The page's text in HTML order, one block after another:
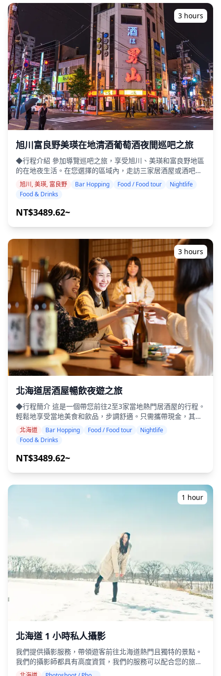
和富良野的任何地方進行，最多可提前 3 天預訂。我們將安排
一位會說英語/日語的攝影師。 原始的 100 多張照片檔案將在
一周內交付，您可以選擇您最喜歡的 10 張照片進行重新交
付。我們會進行調整以喚起特定的氛圍，如果需要，可以調整
情緒和顏色。 讓我們透過我們的攝影服務捕捉您在旭川、美瑛
和富良野的特別時刻！ ◆ 重要資訊： ・如果您在預定的會面
時間遲到，拍攝時間和交付的照片數量可能會減少。 ・如果在
預定日期前 3 天預測拍攝地點會下雨，或者在拍攝當天意外下
雨，則有三個選項可供選擇：（1）重新安排日期和時間，
（2）更改地點，或（3）取消拍攝。 ![]
(https://assets.hldycdn.com/24515ca5-dacc-4211-af77-
2ffc15f0befb.jpg)
3 hours
旭川富良野美瑛在地清酒葡萄酒夜間巡吧之旅
◆行程介紹 參加導覽巡吧之旅，享受旭川、美瑛和富良野地區
的在地夜生活。在您選擇的區域內，走訪三家居酒屋或酒吧，
品嚐使用新鮮北海道食材製作的當地特色料理，搭配富良野葡
萄酒和當地清酒。本次行程還提供獨特的機會，讓您發現大多
在旭川、美瑛和富良野地區內您選擇的地點，走訪三家居酒屋
密而真實的體驗 ・享用富良野葡萄酒、當地清酒和北海道料
理，如成吉思汗烤肉（烤羊肉） ・從導遊那裡了解當地文化和
餐飲禮儀 ・體驗當地人喜愛的熱鬧又溫馨的夜生活場所 ◆包
含項目 ・在3個地點各享用2杯飲品（總共6杯） ・晚餐：當地
料理，包括海鮮 ・與當地導遊一同走訪3個地點——從美食攤
位、居酒屋或酒吧中選擇 ◆不包含項目 ・飯店接送 ・小費 ・
交通費用 ・行程費用未包含的額外飲品或餐點 ・個人開銷或
購物 ◆其他資訊 ・本次行程的最多參加人數為8人。 ・兒童必
須由成人陪同。 ・僅向20歲及以上的參加者提供酒精飲品（日
本的合法飲酒年齡）。 ・請注意，餐點是在與Holiday Travel
分開的廚房準備的，因此我們無法保證無過敏餐點或滿足飲食
限制。 ・旭川是北海道北部地區最大的娛樂區Sanroku-gai的
所在地。擁有約1,000家店，包括小吃店、居酒屋、酒吧和拉
麵店，是北海道領先的夜生活區之一。 ・旭川以其豐盛的當地
菜餚而聞名，例如拉麵、新子燒（烤小雞）和荷爾蒙燒（烤內
臟），以及其歷史悠久的清酒品牌，如男山和國士無雙。 ・富
良野以其葡萄酒、起司和「蛋包咖哩」而聞名。該地區還因提
供當地清酒和精釀啤酒以及獨特的北海道風味美食而備受歡
迎。 ・美瑛沒有大型的夜生活區，但鎮上散佈著小型居酒屋、
小吃店和酒吧，非常適合悠閒地享受一兩個舒適的場所。 ![]
(https://assets.hldycdn.com/d6adf697-c8ad-49aa-acae-
1fd96ba4b707.webp?w=1200&h=800&fit=crop&q=80) ![]
ac41b0412816.webp?w=1200&h=800&fit=crop&q=80) ![]
130c6a84e922.jpg?w=1200&h=800&fit=crop&q=80) ![]
(https://assets.hldycdn.com/44417409-00d9-4e89-830d-
afdb01292aa7.webp?w=1200&h=800&fit=crop&q=80)
旭川, 美瑛, 富良野 Bar Hopping Food / Food tour
Nightlife
Food & Drinks
NT$3489.62~
3 hours
北海道居酒屋暢飲夜遊之旅
◆行程簡介 這是一個帶您前往2至3家當地熱門居酒屋的行程。
輕鬆地享受當地美食和飲品，步調舒適。只需攜帶現金，其餘
的交給我們。讓我們一起分享難忘的當地體驗！ ・選擇您喜歡
的區域：北海道內您想要的地點（本行程不涵蓋北海道所有區
・小團體旅遊確保更個人化和真實的體驗 ◆費用包含 ・總共
同造訪2至3個地點，例如美食攤位、居酒屋或酒吧 ◆費用不包
含 ・飯店接送 ・小費 ・交通費用 ・未包含在旅遊費用中的額
外飲品或餐點 ・個人消費或購物 ◆其他資訊 ・本次旅行的最
多參加人數為8人。 ・兒童必須由成人陪同。 ・僅向20歲及以
無法保證無過敏餐點或滿足飲食限制。 ◆北海道 – 美食與夜生
屋、酒吧和拉麵店。遊客可以品嚐新鮮的螃蟹、海膽和成吉思
汗烤肉（烤羊肉），搭配當地清酒或札幌啤酒。在狸小路周
圍，休閒的立飲酒吧和友善的居酒屋讓您輕鬆享受居酒屋巡
境。函館的夜生活在大門橫丁變得熱鬧起來，當地的菜餚與當
地清酒完美搭配。旭川和釧路等城市也擁有熱鬧的夜生活，讓
旅客有機會與當地人交流。 有些地方可能不說英語，但在當地
導遊的帶領下，您可以放鬆身心並享受。在某些地區，酒吧可
能有限，因此我們將確認是否可以進行居酒屋巡禮。請隨時預
北海道 Bar Hopping Food / Food tour
Nightlife
Food & Drinks
NT$3489.62~
1 hour
北海道 1 小時私人攝影
我們提供攝影服務，帶領遊客前往北海道熱門且獨特的景點。
我們的攝影師都具有高度資質，我們的服務可以配合您的旅行
行程，捕捉自然的構圖並找到理想的攝影地點。（請與我們分